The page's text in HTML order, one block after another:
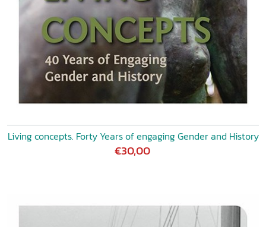
Living concepts. Forty Years of engaging Gender and History
€30,00